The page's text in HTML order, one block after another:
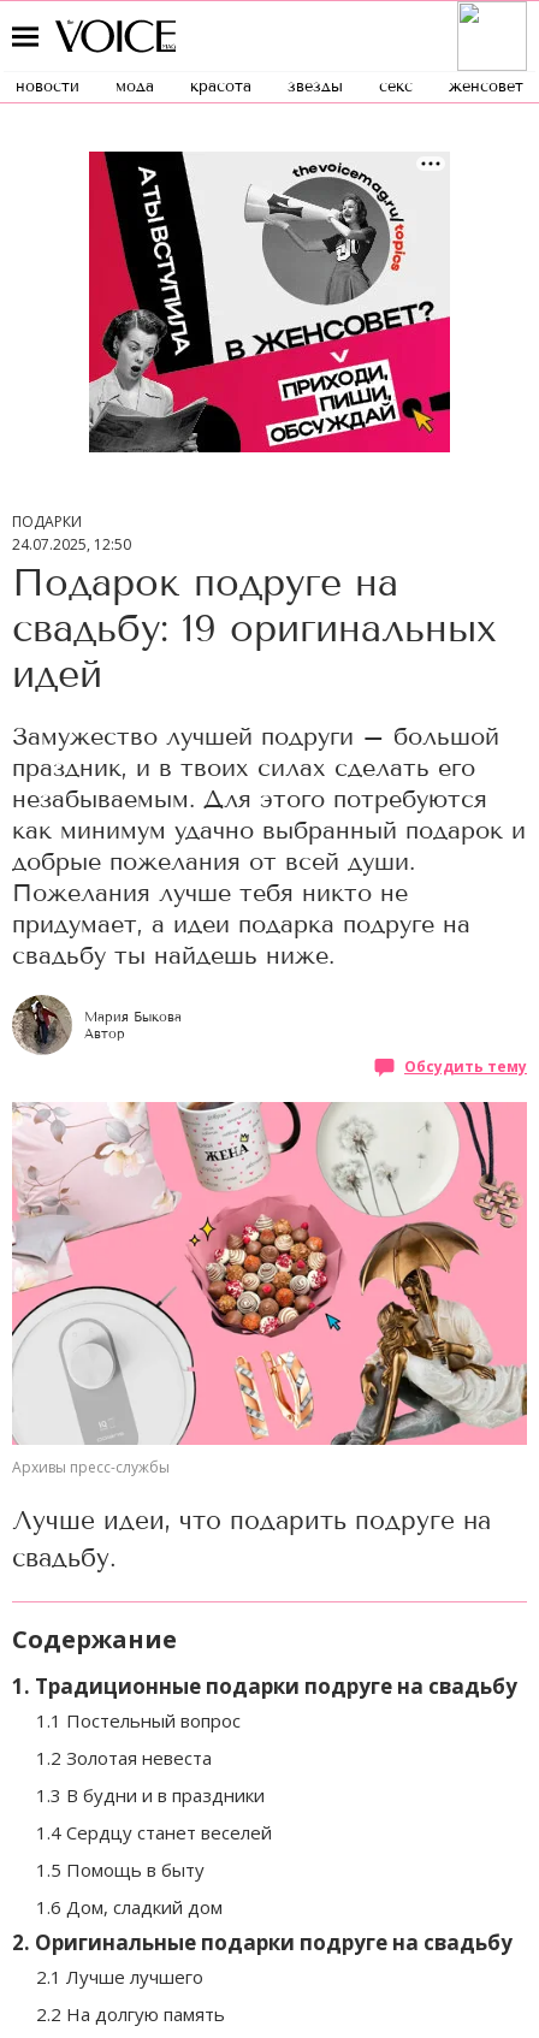
новости мода красота звезды секс женсовет
ПОДАРКИ
24.07.2025, 12:50
Подарок подруге на
свадьбу: 19 оригинальных
идей
Замужество лучшей подруги – большой
праздник, и в твоих силах сделать его
незабываемым. Для этого потребуются
как минимум удачно выбранный подарок и
добрые пожелания от всей души.
Пожелания лучше тебя никто не
придумает, а идеи подарка подруге на
свадьбу ты найдешь ниже.
Мария Быкова
Автор
Обсудить тему
Архивы пресс-службы
Лучше идеи, что подарить подруге на
свадьбу.
Содержание
1. Традиционные подарки подруге на свадьбу
1.1 Постельный вопрос
1.2 Золотая невеста
1.3 В будни и в праздники
1.4 Сердцу станет веселей
1.5 Помощь в быту
1.6 Дом, сладкий дом
2. Оригинальные подарки подруге на свадьбу
2.1 Лучше лучшего
2.2 На долгую память